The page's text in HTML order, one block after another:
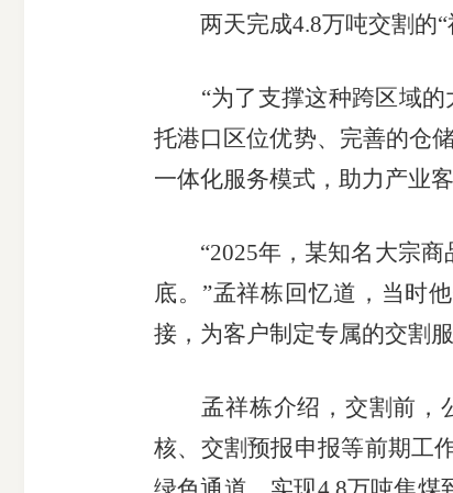
两天完成4.8万吨交割的
“为了支撑这种跨区域的
托港口区位优势、完善的仓
一体化服务模式，助力产业
“2025年，某知名大宗商
底。”孟祥栋回忆道，当时
接，为客户制定专属的交割服
孟祥栋介绍，交割前，公
核、交割预报申报等前期工